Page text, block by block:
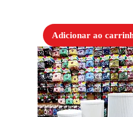
Adicionar ao